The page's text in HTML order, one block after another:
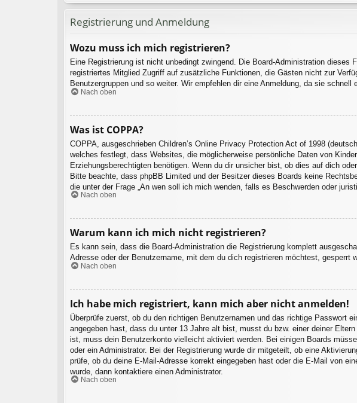
Registrierung und Anmeldung
Wozu muss ich mich registrieren?
Eine Registrierung ist nicht unbedingt zwingend. Die Board-Administration
registriertes Mitglied Zugriff auf zusätzliche Funktionen, die Gästen nicht zur
Benutzergruppen und so weiter. Wir empfehlen dir eine Anmeldung, da sie
Nach oben
Was ist COPPA?
COPPA, ausgeschrieben Children’s Online Privacy Protection Act of 1998
welches festlegt, dass Websites, die möglicherweise persönliche Daten von
Erziehungsberechtigten benötigen. Wenn du dir unsicher bist, ob dies auf dich
Bitte beachte, dass phpBB Limited und der Besitzer dieses Boards keine
die unter der Frage „An wen soll ich mich wenden, falls es Beschwerden oder
Nach oben
Warum kann ich mich nicht registrieren?
Es kann sein, dass die Board-Administration die Registrierung komplett
Adresse oder der Benutzername, mit dem du dich registrieren möchtest, gesperrt
Nach oben
Ich habe mich registriert, kann mich aber nicht anmelden!
Überprüfe zuerst, ob du den richtigen Benutzernamen und das richtige Passwort
angegeben hast, dass du unter 13 Jahre alt bist, musst du bzw. einer deiner
ist, muss dein Benutzerkonto vielleicht aktiviert werden. Bei einigen Boards
oder ein Administrator. Bei der Registrierung wurde dir mitgeteilt, ob eine
prüfe, ob du deine E-Mail-Adresse korrekt eingegeben hast oder die E-Mail von
wurde, dann kontaktiere einen Administrator.
Nach oben